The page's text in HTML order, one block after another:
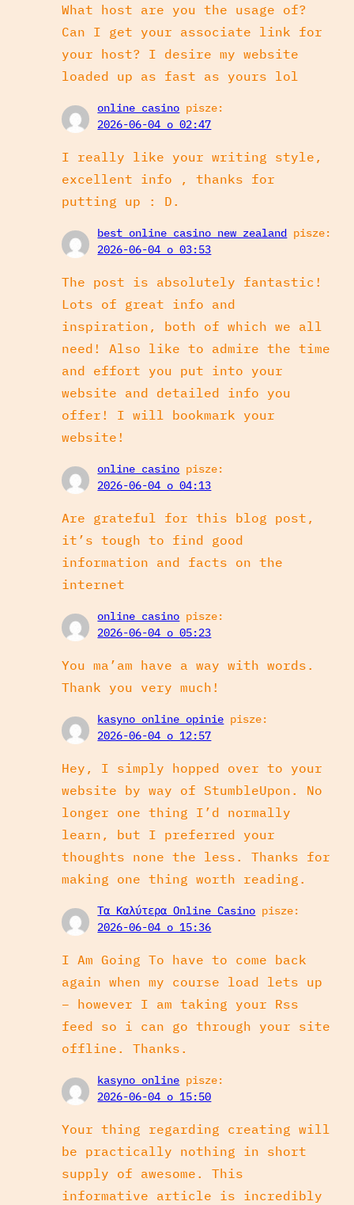
What host are you the usage of?
Can I get your associate link for
your host? I desire my website
loaded up as fast as yours lol
online casino pisze:
2026-06-04 o 02:47
I really like your writing style,
excellent info , thanks for
putting up : D.
best online casino new zealand pisze:
2026-06-04 o 03:53
The post is absolutely fantastic!
Lots of great info and
inspiration, both of which we all
need! Also like to admire the time
and effort you put into your
website and detailed info you
offer! I will bookmark your
website!
online casino pisze:
2026-06-04 o 04:13
Are grateful for this blog post,
it’s tough to find good
information and facts on the
internet
online casino pisze:
2026-06-04 o 05:23
You ma’am have a way with words.
Thank you very much!
kasyno online opinie pisze:
2026-06-04 o 12:57
Hey, I simply hopped over to your
website by way of StumbleUpon. No
longer one thing I’d normally
learn, but I preferred your
thoughts none the less. Thanks for
making one thing worth reading.
Τα Καλύτερα Online Casino pisze:
2026-06-04 o 15:36
I Am Going To have to come back
again when my course load lets up
– however I am taking your Rss
feed so i can go through your site
offline. Thanks.
kasyno online pisze:
2026-06-04 o 15:50
Your thing regarding creating will
be practically nothing in short
supply of awesome. This
informative article is incredibly